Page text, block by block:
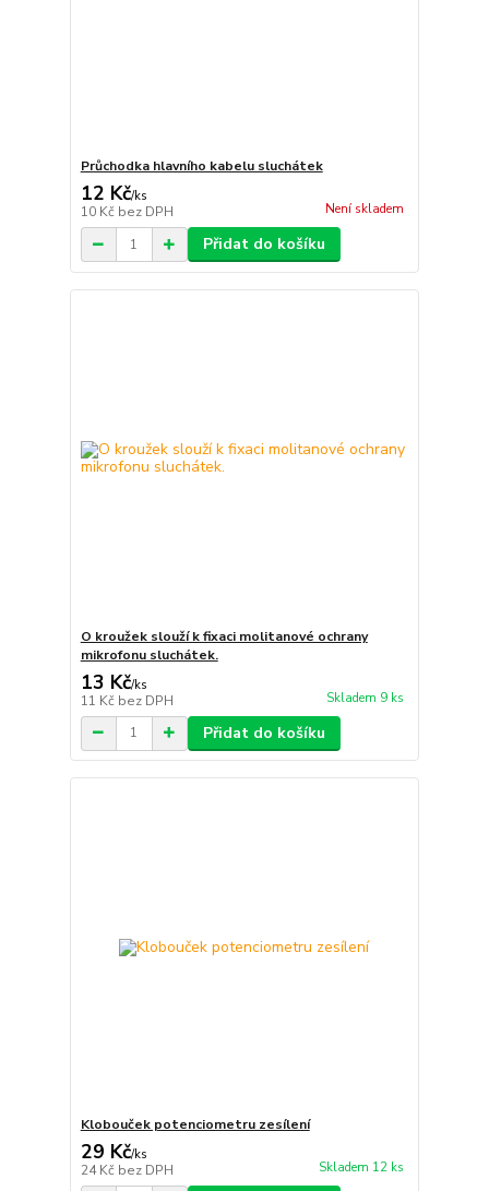
Průchodka hlavního kabelu sluchátek
12 Kč/ks
10 Kč bez DPH Není skladem
Přidat do košíku
O kroužek slouží k fixaci molitanové ochrany
mikrofonu sluchátek.
13 Kč/ks
11 Kč bez DPH Skladem 9 ks
Přidat do košíku
Klobouček potenciometru zesílení
29 Kč/ks
24 Kč bez DPH Skladem 12 ks